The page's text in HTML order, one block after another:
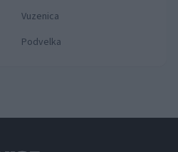
Vuzenica
Podvelka